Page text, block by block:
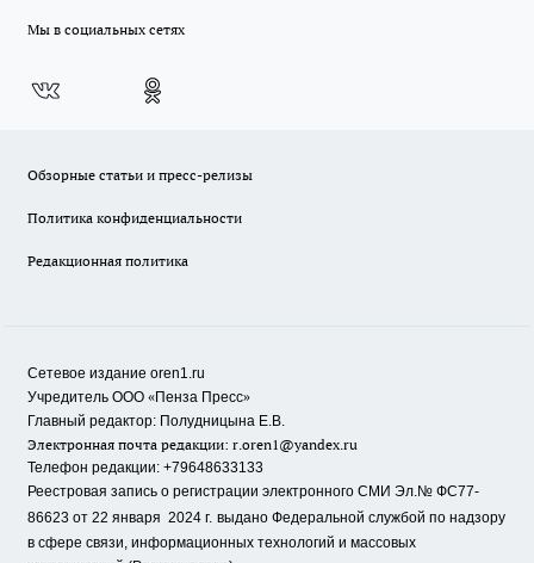
Мы в социальных сетях
Обзорные статьи и пресс-релизы
Политика конфиденциальности
Редакционная политика
Сетевое издание oren1.ru
Учредитель ООО «Пенза Пресс»
Главный редактор: Полудницына Е.В.
Электронная почта редакции: r.oren1@yandex.ru
Телефон редакции: +79648633133
Реестровая запись о регистрации электронного СМИ Эл.№ ФС77-
86623 от 22 января 2024 г. выдано Федеральной службой по надзору
в сфере связи, информационных технологий и массовых